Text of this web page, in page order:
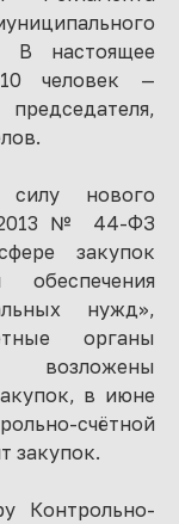
В настоящее
человек —
нового
№ 44-ФЗ
закупок
нужд»,
органы
возложены
в июне
счётной
закупок.
Контрольно-